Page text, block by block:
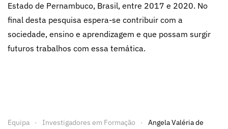
Estado de Pernambuco, Brasil, entre 2017 e 2020. No
final desta pesquisa espera-se contribuir com a
sociedade, ensino e aprendizagem e que possam surgir
futuros trabalhos com essa temática.
Equipa Investigadores em Formação
Angela Valéria de